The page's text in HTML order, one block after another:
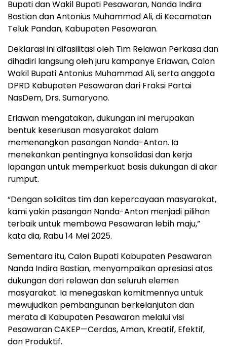
Bupati dan Wakil Bupati Pesawaran, Nanda Indira
Bastian dan Antonius Muhammad Ali, di Kecamatan
Teluk Pandan, Kabupaten Pesawaran.
Deklarasi ini difasilitasi oleh Tim Relawan Perkasa dan
dihadiri langsung oleh juru kampanye Eriawan, Calon
Wakil Bupati Antonius Muhammad Ali, serta anggota
DPRD Kabupaten Pesawaran dari Fraksi Partai
NasDem, Drs. Sumaryono.
Eriawan mengatakan, dukungan ini merupakan
bentuk keseriusan masyarakat dalam
memenangkan pasangan Nanda-Anton. Ia
menekankan pentingnya konsolidasi dan kerja
lapangan untuk memperkuat basis dukungan di akar
rumput.
“Dengan soliditas tim dan kepercayaan masyarakat,
kami yakin pasangan Nanda-Anton menjadi pilihan
terbaik untuk membawa Pesawaran lebih maju,”
kata dia, Rabu 14 Mei 2025.
Sementara itu, Calon Bupati Kabupaten Pesawaran
Nanda Indira Bastian, menyampaikan apresiasi atas
dukungan dari relawan dan seluruh elemen
masyarakat. Ia menegaskan komitmennya untuk
mewujudkan pembangunan berkelanjutan dan
merata di Kabupaten Pesawaran melalui visi
Pesawaran CAKEP—Cerdas, Aman, Kreatif, Efektif,
dan Produktif.